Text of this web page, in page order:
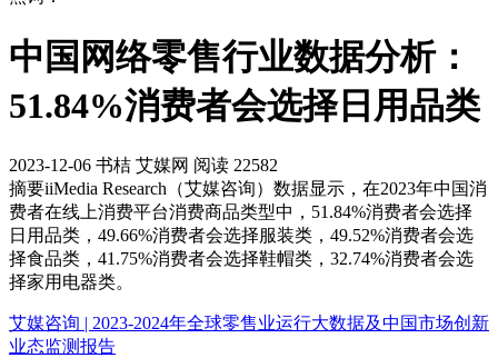
中国网络零售行业数据分析：
51.84%消费者会选择日用品类
2023-12-06 书桔 艾媒网 阅读 22582
摘要iiMedia Research（艾媒咨询）数据显示，在2023年中国消
费者在线上消费平台消费商品类型中，51.84%消费者会选择
日用品类，49.66%消费者会选择服装类，49.52%消费者会选
择食品类，41.75%消费者会选择鞋帽类，32.74%消费者会选
择家用电器类。
艾媒咨询 | 2023-2024年全球零售业运行大数据及中国市场创新
业态监测报告